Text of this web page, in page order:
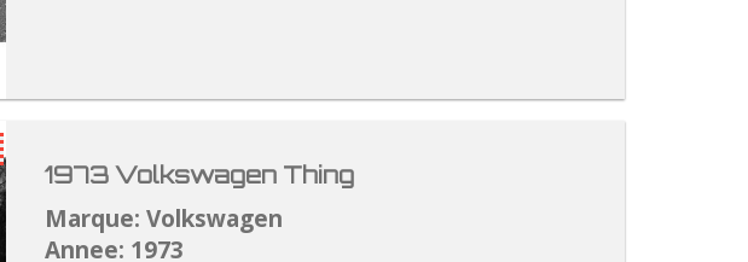
1973 Volkswagen Thing
Marque: Volkswagen
Annee: 1973